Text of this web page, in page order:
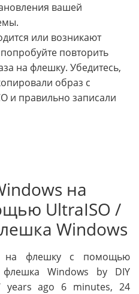
вашей
или возникают
повторить
на флешку. Убедитесь,
образ с
и правильно записали
на
UltraISO /
Windows
на флешку с помощью
флешка Windows by DIY
years ago 6 minutes, 24